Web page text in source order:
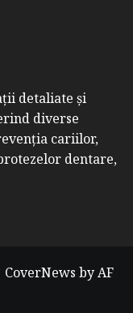
detaliate și
diverse
cariilor,
dentare,
CoverNews by AF